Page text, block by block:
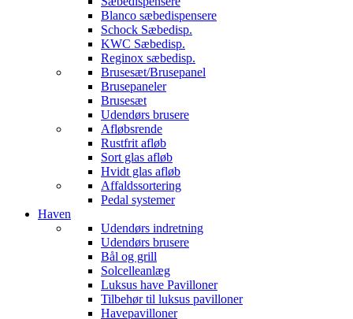
Blanco sæbedispensere
Schock Sæbedisp.
KWC Sæbedisp.
Reginox sæbedisp.
Brusesæt/Brusepanel
Brusepaneler
Brusesæt
Udendørs brusere
Afløbsrende
Rustfrit afløb
Sort glas afløb
Hvidt glas afløb
Affaldssortering
Pedal systemer
Haven
Udendørs indretning
Udendørs brusere
Bål og grill
Solcelleanlæg
Luksus have Pavilloner
Tilbehør til luksus pavilloner
Havepavilloner